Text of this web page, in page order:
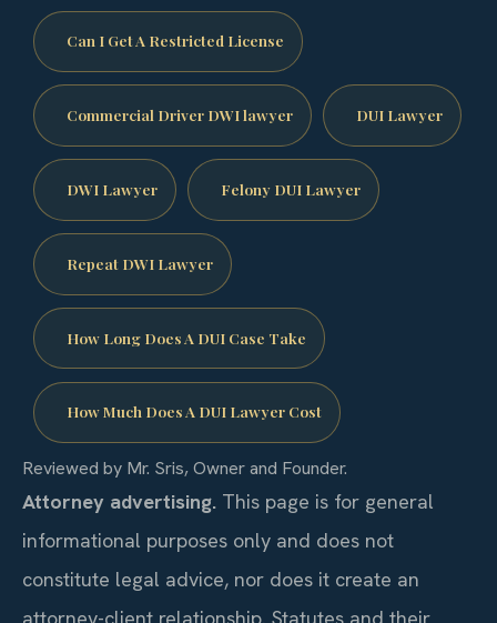
Can I Get A Restricted License
Commercial Driver DWI lawyer DUI Lawyer
DWI Lawyer Felony DUI Lawyer
Repeat DWI Lawyer
How Long Does A DUI Case Take
How Much Does A DUI Lawyer Cost
Reviewed by Mr. Sris, Owner and Founder.
Attorney advertising. This page is for general
informational purposes only and does not
constitute legal advice, nor does it create an